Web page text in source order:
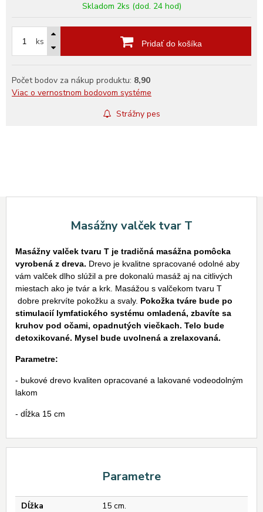
Skladom 2ks (dod. 24 hod)
ks Pridať do košíka
Počet bodov za nákup produktu: 8,90
Viac o vernostnom bodovom systéme
Strážny pes
Masážny valček tvar T
Masážny valček tvaru T je tradičná masážna pomôcka
vyrobená z dreva. Drevo je kvalitne spracované odolné aby
vám valček dlho slúžil a pre dokonalú masáž aj na citlivých
miestach ako je tvár a krk. Masážou s valčekom tvaru T
dobre prekrvíte pokožku a svaly. Pokožka tváre bude po
stimulacií lymfatického systému omladená, zbavíte sa
kruhov pod očami, opadnutých viečkach. Telo bude
detoxikované. Mysel bude uvolnená a zrelaxovaná.
Parametre:
- bukové drevo kvaliten opracované a lakované vodeodolným
lakom
- dĺžka 15 cm
Parametre
Dĺžka 15 cm.